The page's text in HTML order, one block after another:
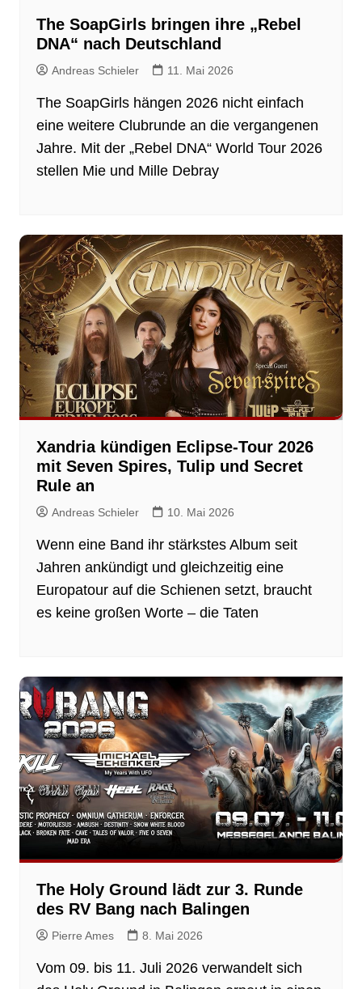
The SoapGirls bringen ihre „Rebel
DNA“ nach Deutschland
Andreas Schieler 11. Mai 2026
The SoapGirls hängen 2026 nicht einfach
eine weitere Clubrunde an die vergangenen
Jahre. Mit der „Rebel DNA“ World Tour 2026
stellen Mie und Mille Debray
Xandria kündigen Eclipse-Tour 2026
mit Seven Spires, Tulip und Secret
Rule an
Andreas Schieler 10. Mai 2026
Wenn eine Band ihr stärkstes Album seit
Jahren ankündigt und gleichzeitig eine
Europatour auf die Schienen setzt, braucht
es keine großen Worte – die Taten
The Holy Ground lädt zur 3. Runde
des RV Bang nach Balingen
Pierre Ames 8. Mai 2026
Vom 09. bis 11. Juli 2026 verwandelt sich